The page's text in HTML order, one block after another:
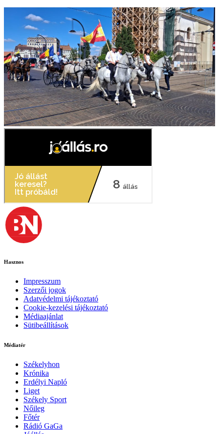
Hasznos
Impresszum
Szerzői jogok
Adatvédelmi tájékoztató
Cookie-kezelési tájékoztató
Médiaajánlat
Sütibeállítások
Médiatér
Székelyhon
Krónika
Erdélyi Napló
Liget
Székely Sport
Nőileg
Főtér
Rádió GaGa